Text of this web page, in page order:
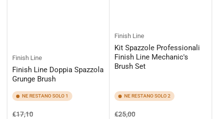
Finish Line
Finish Line Doppia Spazzola
Grunge Brush
NE RESTANO SOLO 1
Prezzo
€17,10Prezzo
Finish Line
Kit Spazzole Professionali
Finish Line Mechanic's
Brush Set
NE RESTANO SOLO 2
Prezzo
€25,00Prezzo